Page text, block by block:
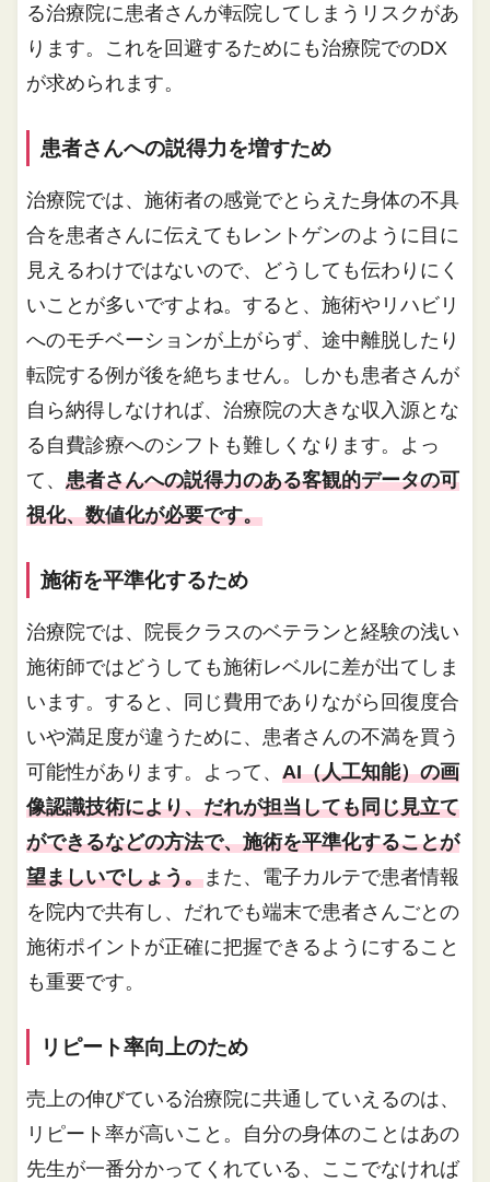
る治療院に患者さんが転院してしまうリスクがあ
ります。これを回避するためにも治療院でのDX
が求められます。
患者さんへの説得力を増すため
治療院では、施術者の感覚でとらえた身体の不具
合を患者さんに伝えてもレントゲンのように目に
見えるわけではないので、どうしても伝わりにく
いことが多いですよね。すると、施術やリハビリ
へのモチベーションが上がらず、途中離脱したり
転院する例が後を絶ちません。しかも患者さんが
自ら納得しなければ、治療院の大きな収入源とな
る自費診療へのシフトも難しくなります。よっ
て、患者さんへの説得力のある客観的データの可
視化、数値化が必要です。
施術を平準化するため
治療院では、院長クラスのベテランと経験の浅い
施術師ではどうしても施術レベルに差が出てしま
います。すると、同じ費用でありながら回復度合
いや満足度が違うために、患者さんの不満を買う
可能性があります。よって、AI（人工知能）の画
像認識技術により、だれが担当しても同じ見立て
ができるなどの方法で、施術を平準化することが
望ましいでしょう。 また、電子カルテで患者情報
を院内で共有し、だれでも端末で患者さんごとの
施術ポイントが正確に把握できるようにすること
も重要です。
リピート率向上のため
売上の伸びている治療院に共通していえるのは、
リピート率が高いこと。自分の身体のことはあの
先生が一番分かってくれている、ここでなければ